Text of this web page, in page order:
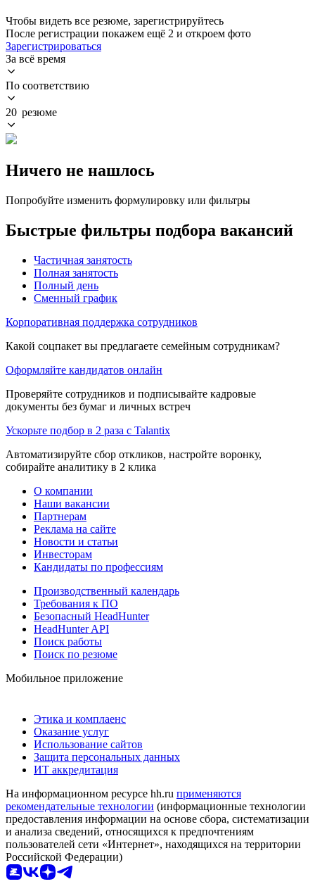
Чтобы видеть все резюме, зарегистрируйтесь
После регистрации покажем ещё 2 и откроем фото
Зарегистрироваться
За всё время
По соответствию
20 резюме
Ничего не нашлось
Попробуйте изменить формулировку или фильтры
Быстрые фильтры подбора вакансий
Частичная занятость
Полная занятость
Полный день
Сменный график
Корпоративная поддержка сотрудников
Какой соцпакет вы предлагаете семейным сотрудникам?
Оформляйте кандидатов онлайн
Проверяйте сотрудников и подписывайте кадровые
документы без бумаг и личных встреч
Ускорьте подбор в 2 раза с Talantix
Автоматизируйте сбор откликов, настройте воронку,
собирайте аналитику в 2 клика
О компании
Наши вакансии
Партнерам
Реклама на сайте
Новости и статьи
Инвесторам
Кандидаты по профессиям
Производственный календарь
Требования к ПО
Безопасный HeadHunter
HeadHunter API
Поиск работы
Поиск по резюме
Мобильное приложение
Этика и комплаенс
Оказание услуг
Использование сайтов
Защита персональных данных
ИТ аккредитация
На информационном ресурсе hh.ru применяются
рекомендательные технологии (информационные технологии
предоставления информации на основе сбора, систематизации
и анализа сведений, относящихся к предпочтениям
пользователей сети «Интернет», находящихся на территории
Российской Федерации)